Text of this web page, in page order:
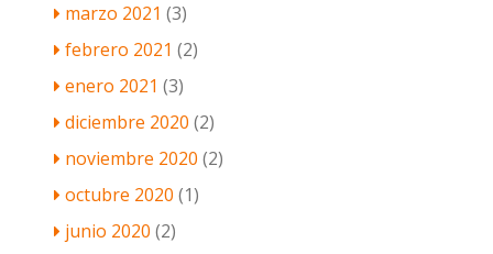
marzo 2021 (3)
febrero 2021 (2)
enero 2021 (3)
diciembre 2020 (2)
noviembre 2020 (2)
octubre 2020 (1)
junio 2020 (2)